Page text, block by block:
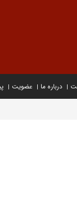
درباره ما عضویت